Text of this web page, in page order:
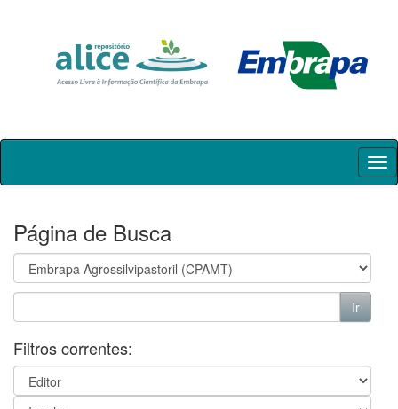
Skip
Página de Busca
Filtros correntes: